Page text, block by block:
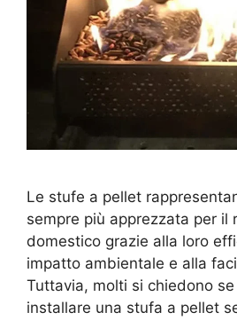
Le stufe a pellet
sempre più apprezzata per il
domestico grazie alla loro
impatto ambientale e alla
Tuttavia, molti si chiedono
installare una stufa a pellet